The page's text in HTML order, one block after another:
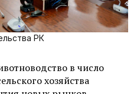
РК
в число
хозяйства